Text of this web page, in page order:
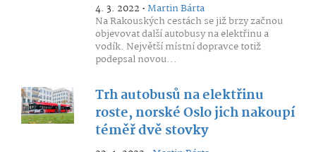
4. 3. 2022 •Martin Bárta
Na Rakouských cestách se již brzy začnou
objevovat další autobusy na elektřinu a
vodík. Největší místní dopravce totiž
podepsal novou...
Trh autobusů na elektřinu
roste, norské Oslo jich nakoupí
téměř dvě stovky